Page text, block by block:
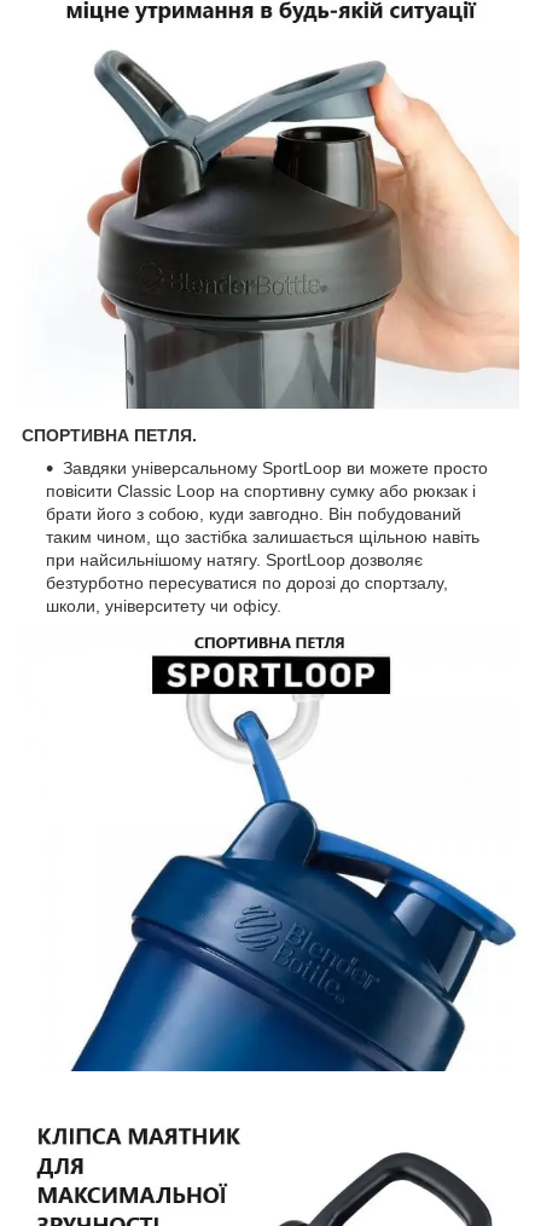
СПОРТИВНА ПЕТЛЯ.
Завдяки універсальному SportLoop ви можете просто
повісити Classic Loop на спортивну сумку або рюкзак і
брати його з собою, куди завгодно. Він побудований
таким чином, що застібка залишається щільною навіть
при найсильнішому натягу. SportLoop дозволяє
безтурботно пересуватися по дорозі до спортзалу,
школи, університету чи офісу.